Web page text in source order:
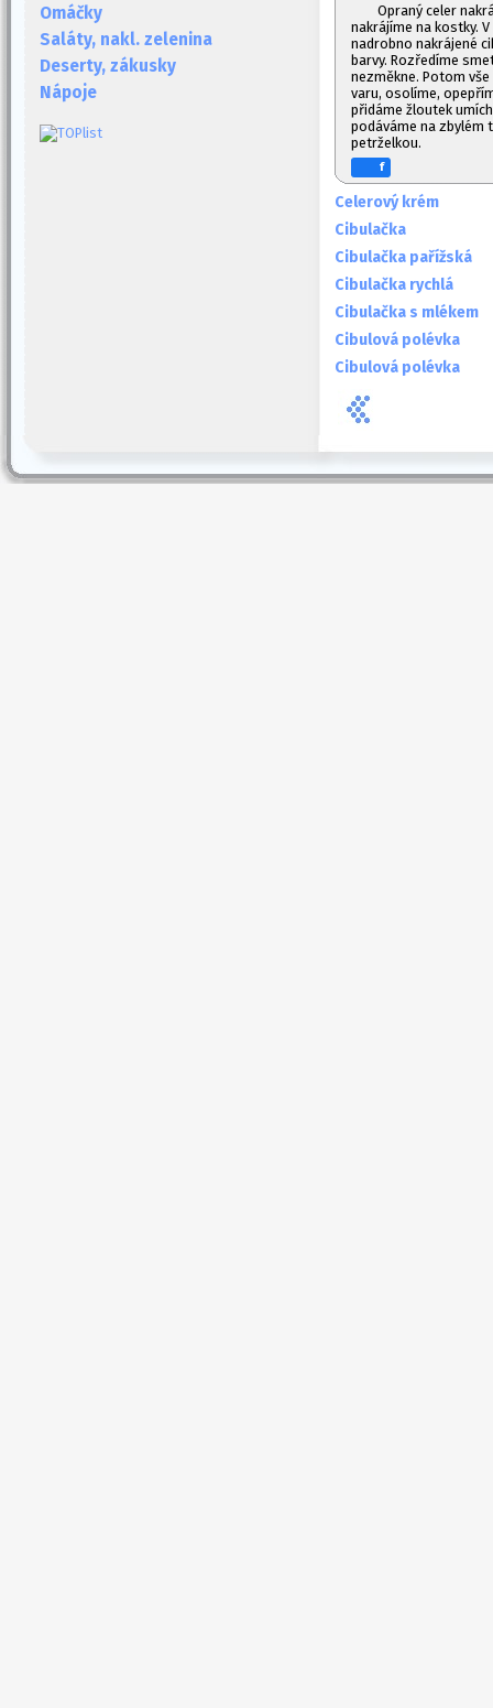
Omáčky
Saláty, nakl. zelenina
Deserty, zákusky
Nápoje
Opraný celer
nakrájíme na kostky.
nadrobno nakrájené
barvy. Rozředíme
nezměkne. Potom
varu, osolíme,
přidáme žloutek
podáváme na zbylém
petrželkou.
f
Celerový krém
Cibulačka
Cibulačka pařížská
Cibulačka rychlá
Cibulačka s mlékem
Cibulová polévka
Cibulová polévka